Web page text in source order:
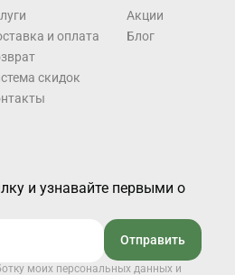
и оплата
скидок
Акции
Блог
и узнавайте первыми о
Отправить
моих персональных данных и